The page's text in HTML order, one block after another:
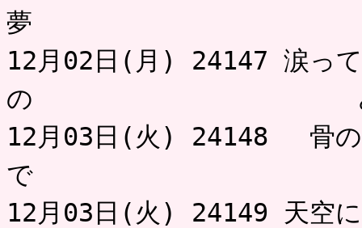
夢
12月02日(月) 24147 涙って
の みの
12月03日(火) 24148 骨の
で
12月03日(火) 24149 天空に